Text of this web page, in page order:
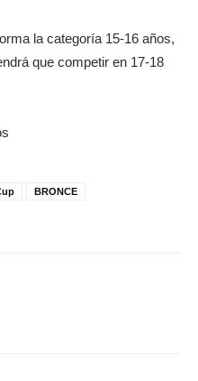
la categoría 15-16 años,
que competir en 17-18
BRONCE